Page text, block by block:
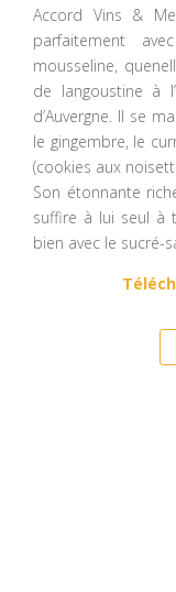
Accord Vins &
parfaitement
mousseline,
de langoustine à
d’Auvergne. Il se
le gingembre, le
(cookies aux
Son étonnante
suffire à lui seul à
bien avec le sucré-